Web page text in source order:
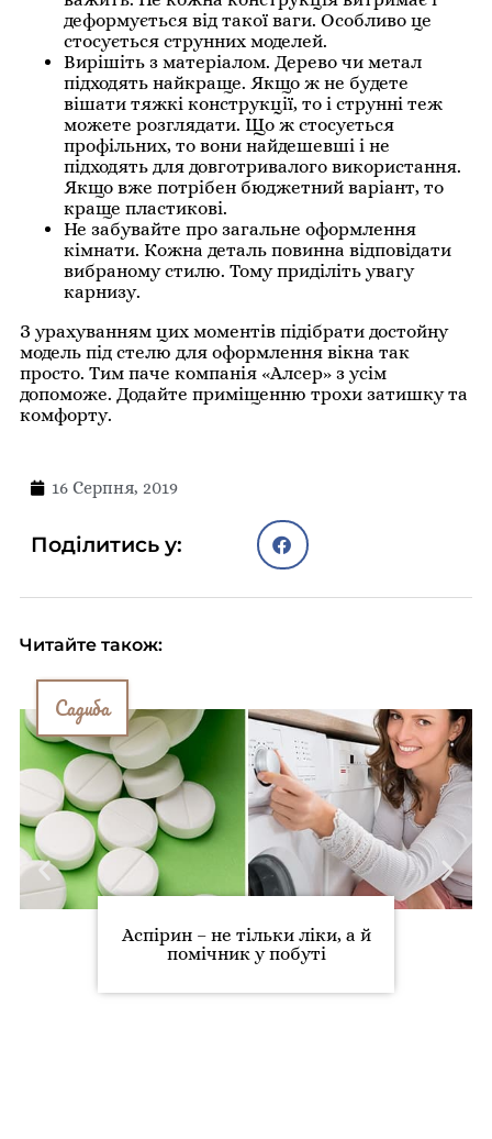
деформується від такої ваги. Особливо це
стосується струнних моделей.
Вирішіть з матеріалом. Дерево чи метал
підходять найкраще. Якщо ж не будете
вішати тяжкі конструкції, то і струнні теж
можете розглядати. Що ж стосується
профільних, то вони найдешевші і не
підходять для довготривалого використання.
Якщо вже потрібен бюджетний варіант, то
краще пластикові.
Не забувайте про загальне оформлення
кімнати. Кожна деталь повинна відповідати
вибраному стилю. Тому приділіть увагу
карнизу.
З урахуванням цих моментів підібрати достойну
модель під стелю для оформлення вікна так
просто. Тим паче компанія «Алсер» з усім
допоможе. Додайте приміщенню трохи затишку та
комфорту.
16 Серпня, 2019
Поділитись у:
Читайте також:
Садиба
Аспірин – не тільки ліки, а й
помічник у побуті